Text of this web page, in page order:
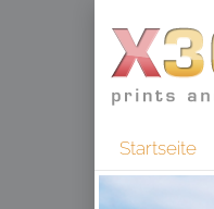
Startseite